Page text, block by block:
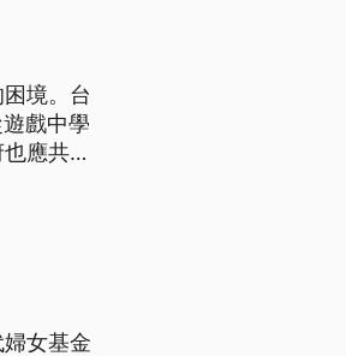
境。台
戲中學
應共同
女基金